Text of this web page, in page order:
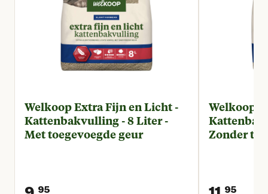
Welkoop Extra Fijn en Licht -
Kattenbakvulling - 8 Liter -
Met toegevoegde geur
95
Welkoop
Zonder
95